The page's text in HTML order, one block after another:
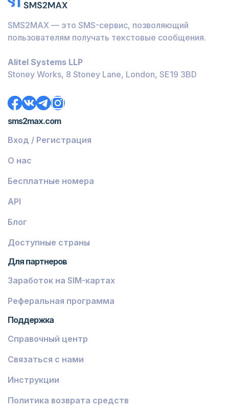
SMS2MAX — это SMS-сервис, позволяющий
пользователям получать текстовые сообщения.
Alitel Systems LLP
Stoney Works, 8 Stoney Lane, London, SE19 3BD
sms2max.com
Вход / Регистрация
О нас
Бесплатные номера
API
Блог
Доступные страны
Для партнеров
Заработок на SIM-картах
Реферальная программа
Поддержка
Справочный центр
Связаться с нами
Инструкции
Политика возврата средств